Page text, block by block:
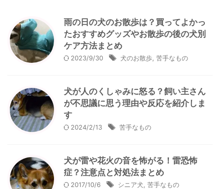
雨の日の犬のお散歩は？買ってよかっ
たおすすめグッズやお散歩の後の犬別
ケア方法まとめ
2023/9/30 犬のお散歩 苦手なもの
犬が人のくしゃみに怒る？飼い主さん
が不思議に思う理由や反応を紹介しま
す
2024/2/13 苦手なもの
犬が雷や花火の音を怖がる！雷恐怖
症？注意点と対処法まとめ
2017/10/6 シニア犬 苦手なもの